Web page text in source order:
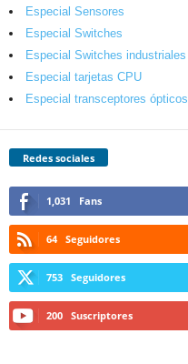
Especial Sensores
Especial Switches
Especial Switches industriales
Especial tarjetas CPU
Especial transceptores ópticos
Redes sociales
1,031 Fans
64 Seguidores
753 Seguidores
200 Suscriptores